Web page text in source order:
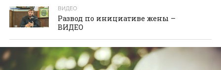
ВИДЕО
Развод по инициативе жены –
ВИДЕО